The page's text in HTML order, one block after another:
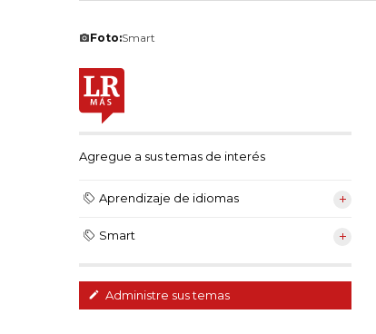
Foto:Smart
Agregue a sus temas de interés
Aprendizaje de idiomas
Smart
Administre sus temas